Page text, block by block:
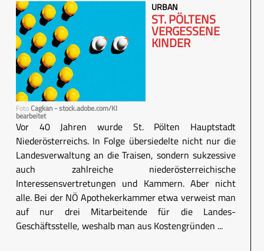
FotoCagkan - stock.adobe.com/KI
bearbeitet
URBAN
ST. PÖLTENS
VERGESSENE
KINDER
Vor 40 Jahren wurde St. Pölten Hauptstadt
Niederösterreichs. In Folge übersiedelte nicht nur die
Landesverwaltung an die Traisen, sondern sukzessive
auch zahlreiche niederösterreichische
Interessensvertretungen und Kammern. Aber nicht
alle. Bei der NÖ Apothekerkammer etwa verweist man
auf nur drei Mitarbeitende für die Landes-
Geschäftsstelle, weshalb man aus Kostengründen ...